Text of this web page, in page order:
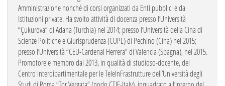
Amministrazione nonché di corsi organizzati da Enti pubblici e da
Istituzioni private. Ha svolto attività di docenza presso l’Università
“Çukurova” di Adana (Turchia) nel 2014; presso l’Università della Cina di
Scienze Politiche e Giurisprudenza (CUPL) di Pechino (Cina) nel 2015;
presso l’Università “CEU-Cardenal Herrera” di Valencia (Spagna), nel 2015.
Promotore e membro dal 2013, in qualità di studioso-docente, del
Centro interdipartimentale per le TeleInFrastrutture dell’Università degli